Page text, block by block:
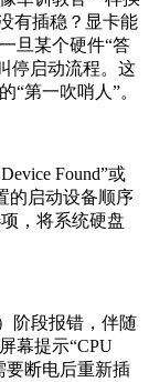
有插稳？显卡能
旦某个硬件“答
停启动流程。这
“第一吹哨人”。
Found”或
的启动设备顺序
，将系统硬盘
阶段报错，伴随
幕提示“CPU
要断电后重新插